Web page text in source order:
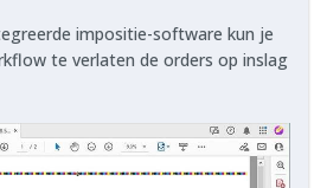
impositie-software kun je
te verlaten de orders op inslag